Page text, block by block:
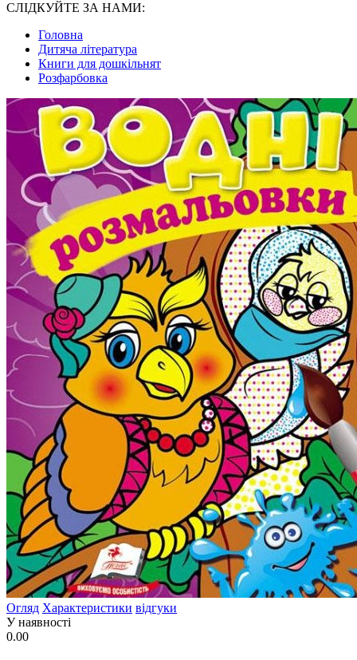
СЛІДКУЙТЕ ЗА НАМИ:
Головна
Дитяча література
Книги для дошкільнят
Розфарбовка
Огляд Характеристики відгуки
У наявності
0.00